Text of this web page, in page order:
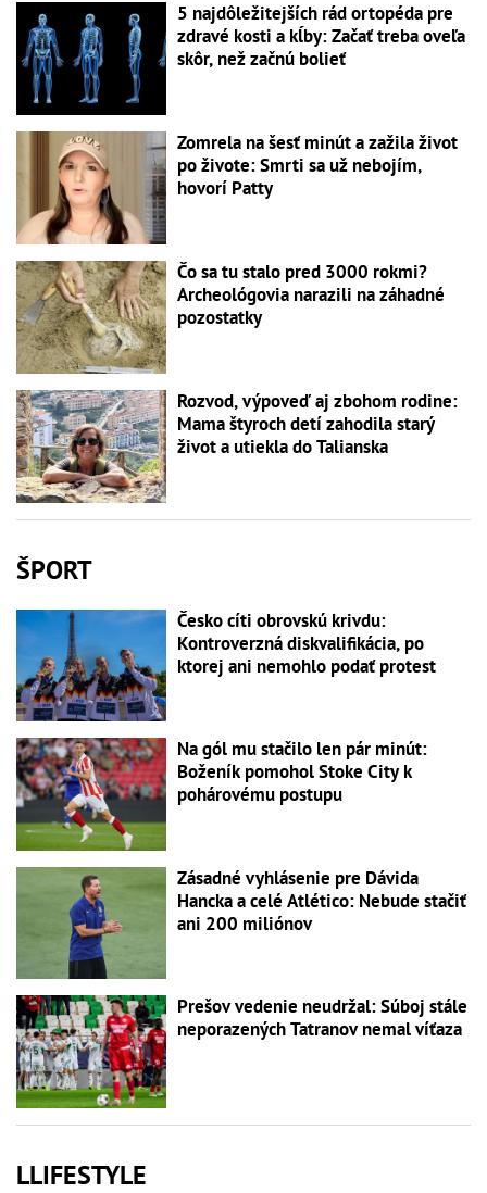
5 najdôležitejších rád ortopéda pre
zdravé kosti a kĺby: Začať treba oveľa
skôr, než začnú bolieť
Zomrela na šesť minút a zažila život
po živote: Smrti sa už nebojím,
hovorí Patty
Čo sa tu stalo pred 3000 rokmi?
Archeológovia narazili na záhadné
pozostatky
Rozvod, výpoveď aj zbohom rodine:
Mama štyroch detí zahodila starý
život a utiekla do Talianska
ŠPORT
Česko cíti obrovskú krivdu:
Kontroverzná diskvalifikácia, po
ktorej ani nemohlo podať protest
Na gól mu stačilo len pár minút:
Boženík pomohol Stoke City k
pohárovému postupu
Zásadné vyhlásenie pre Dávida
Hancka a celé Atlético: Nebude stačiť
ani 200 miliónov
Prešov vedenie neudržal: Súboj stále
neporazených Tatranov nemal víťaza
LLIFESTYLE